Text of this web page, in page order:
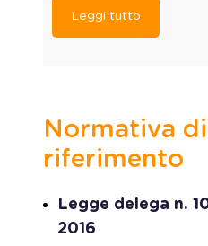
Leggi tutto
Normativa di
riferimento
Legge delega n.
2016